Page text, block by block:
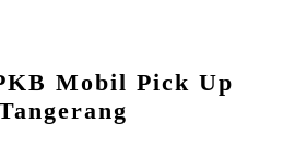
Mobil Pick Up